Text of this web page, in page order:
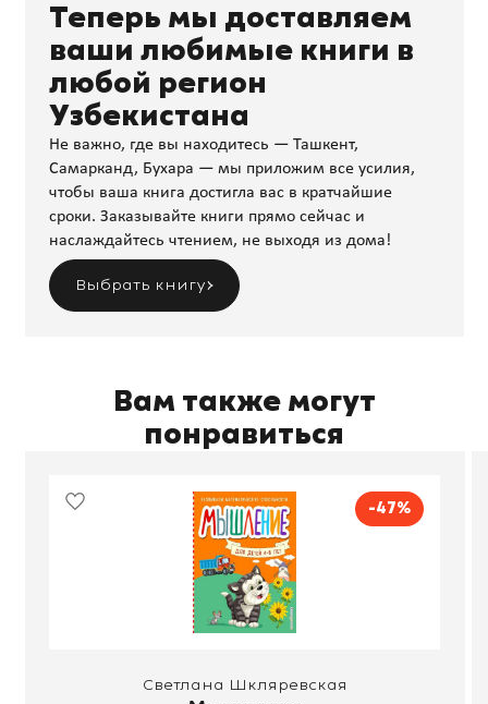
Теперь мы доставляем
ваши любимые книги в
любой регион
Узбекистана
Не важно, где вы находитесь — Ташкент,
Самарканд, Бухара — мы приложим все усилия,
чтобы ваша книга достигла вас в кратчайшие
сроки. Заказывайте книги прямо сейчас и
наслаждайтесь чтением, не выходя из дома!
Выбрать книгу
Вам также могут
понравиться
-47%
Светлана Шкляревская